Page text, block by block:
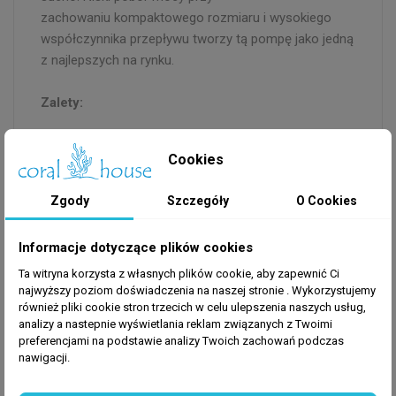
zachowaniu kompaktowego rozmiaru i wysokiego
współczynnika przepływu tworzy tą pompę jako jedną
z najlepszych na rynku.
Zalety:
Sprzęt jest objęty 2-letnią gwarancją
Kompaktowy rozmiar
Zdolnośc pracy na mokro i sucho
Niska moc poboru
Wysokie natężenie przepływu
Dane techniczne:
Model
Moc
50Hz/60Hz
Maksymalny
przepływ
Rozmiar
wylotu
AQ-800
AQ-
Cookies
Zgody Szczegóły O Cookies
Informacje dotyczące plików cookies
Ta witryna korzysta z własnych plików cookie, aby zapewnić Ci
najwyższy poziom doświadczenia na naszej stronie . Wykorzystujemy
również pliki cookie stron trzecich w celu ulepszenia naszych usług,
analizy a nastepnie wyświetlania reklam związanych z Twoimi
preferencjami na podstawie analizy Twoich zachowań podczas
nawigacji.